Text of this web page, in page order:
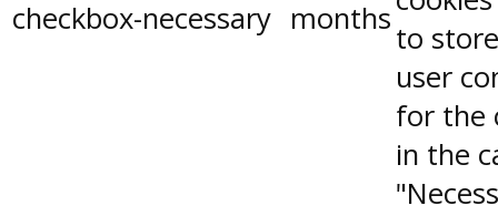
checkbox-necessary months
to
user
for the
in the